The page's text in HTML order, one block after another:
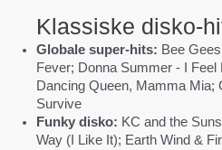
Klassiske disko-
Globale super-hits: Bee
Fever; Donna Summer - I Feel
Dancing Queen, Mamma Mia;
Survive
Funky disko: KC and the
Way (I Like It); Earth Wind &